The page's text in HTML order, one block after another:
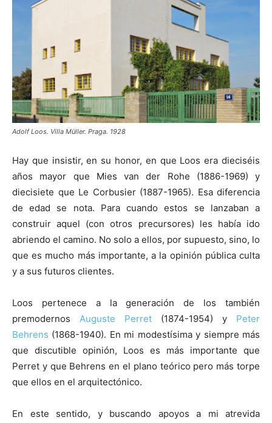
Adolf Loos. Villa Müller. Praga. 1928
Hay que insistir, en su honor, en que Loos era dieciséis
años mayor que Mies van der Rohe (1886-1969) y
diecisiete que Le Corbusier (1887-1965). Esa diferencia
de edad se nota. Para cuando estos se lanzaban a
construir aquel (con otros precursores) les había ido
abriendo el camino. No solo a ellos, por supuesto, sino, lo
que es mucho más importante, a la opinión pública culta
y a sus futuros clientes.
Loos pertenece a la generación de los también
premodernos Auguste Perret (1874-1954) y Peter
Behrens (1868-1940). En mi modestísima y siempre más
que discutible opinión, Loos es más importante que
Perret y que Behrens en el plano teórico pero más torpe
que ellos en el arquitectónico.
En este sentido, y buscando apoyos a mi atrevida